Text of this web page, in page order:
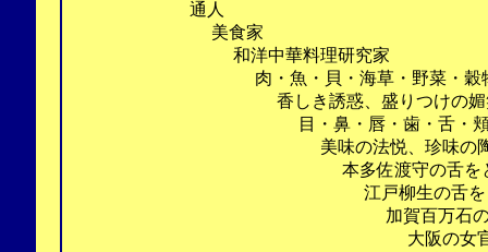
通人
美食家
和洋中華料理研究家
肉・魚・貝・海草・野菜・穀物・果物
香しき誘惑、盛りつけの媚笑、
目・鼻・唇・歯・舌・頬・喉の快
美味の法悦、珍味の陶酔、美
本多佐渡守の舌をとろ
江戸柳生の舌をとろ
加賀百万石の舌をと
大阪の女官たちの舌